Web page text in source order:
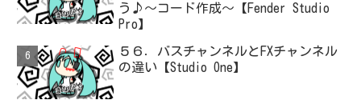
う♪～コード作成～【Fender Studio
Pro】
５６．バスチャンネルとFXチャンネル
の違い【Studio One】